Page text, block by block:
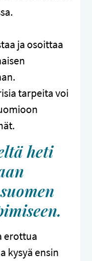
ja osoittaa
tarpeita voi
heti
erottua
kysyä ensin